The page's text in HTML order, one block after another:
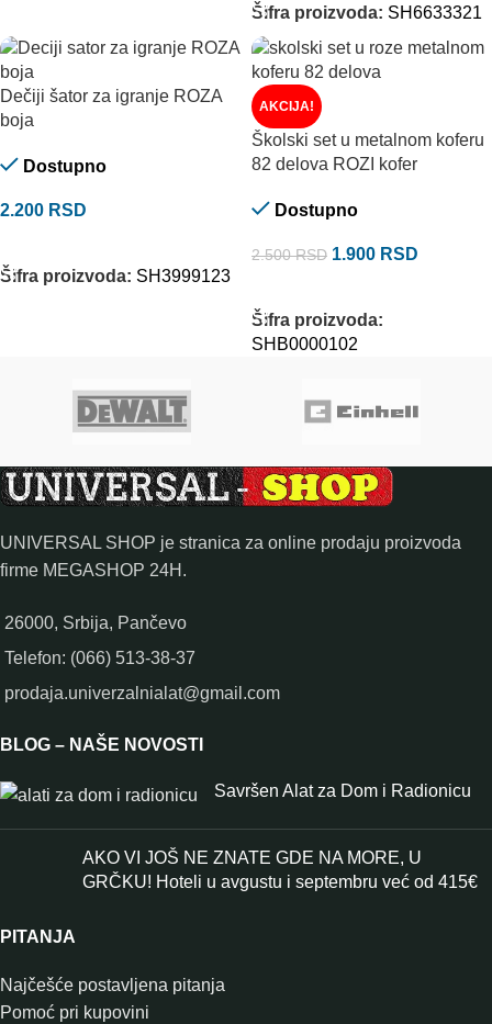
Šifra proizvoda: SH6633321
Dečiji šator za igranje ROZA
boja
Dostupno
2.200 RSD
Šifra proizvoda: SH3999123
AKCIJA!
Školski set u metalnom koferu
82 delova ROZI kofer
Dostupno
2.500RSD 1.900 RSD
Šifra proizvoda:
SHB0000102
UNIVERSAL SHOP je stranica za online prodaju proizvoda
firme MEGASHOP 24H.
26000, Srbija, Pančevo
Telefon: (066) 513-38-37
prodaja.univerzalnialat@gmail.com
BLOG – NAŠE NOVOSTI
Savršen Alat za Dom i Radionicu
AKO VI JOŠ NE ZNATE GDE NA MORE, U
GRČKU! Hoteli u avgustu i septembru već od 415€
PITANJA
Najčešće postavljena pitanja
Pomoć pri kupovini